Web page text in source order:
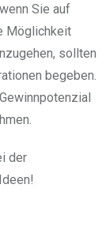
Sie auf
Möglichkeit
sollten
begeben.
der